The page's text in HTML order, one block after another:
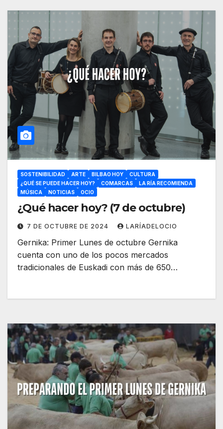
SOSTENIBILIDAD ARTE BILBAO HOY
CULTURA
¿QUÉ SE PUEDE HACER HOY?
COMARCAS
LA RÍA RECOMIENDA
MÚSICA
NOTICIAS OCIO
¿Qué hacer hoy? (7 de octubre)
7 DE OCTUBRE DE 2024 LARÍADELOCIO
Gernika: Primer Lunes de octubre Gernika
cuenta con uno de los pocos mercados
tradicionales de Euskadi con más de 650…